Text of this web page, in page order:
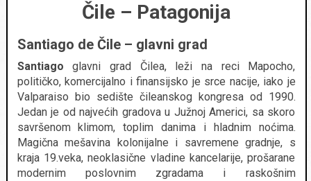
Čile – Patagonija
Santiago de Čile – glavni grad
Santiago glavni grad Čilea, leži na reci Mapocho,
političko, komercijalno i finansijsko je srce nacije, iako je
Valparaiso bio sedište čileanskog kongresa od 1990.
Jedan je od najvećih gradova u Južnoj Americi, sa skoro
savršenom klimom, toplim danima i hladnim noćima.
Magična mešavina kolonijalne i savremene gradnje, s
kraja 19.veka, neoklasične vladine kancelarije, prošarane
modernim poslovnim zgradama i raskošnim